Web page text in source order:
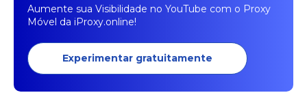
Aumente sua Visibilidade no YouTube com o Proxy
Móvel da iProxy.online!
Experimentar gratuitamente